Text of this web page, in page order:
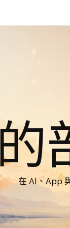
在 AI、App